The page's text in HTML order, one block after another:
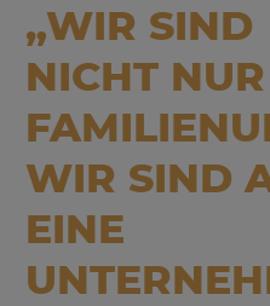
„WIR SIND
NICHT
WIR SIND
EINE